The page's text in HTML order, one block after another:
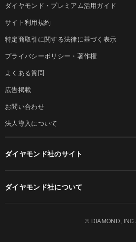
ダイヤモンド・プレミアム活用ガイド
サイト利用規約
特定商取引に関する法律に基づく表示
プライバシーポリシー・著作権
よくある質問
広告掲載
お問い合わせ
法人導入について
ダイヤモンド社のサイト
ダイヤモンド社について
© DIAMOND, INC.